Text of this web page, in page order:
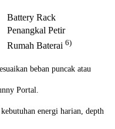
Battery Rack
Penangkal Petir
Rumah Baterai 6)
beban puncak atau
Portal.
energi harian, depth